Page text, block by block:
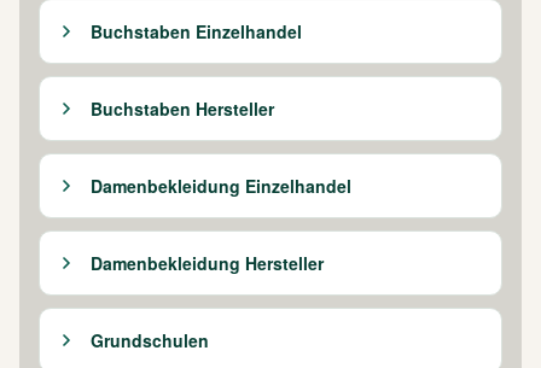
Buchstaben Einzelhandel
Buchstaben Hersteller
Damenbekleidung Einzelhandel
Damenbekleidung Hersteller
Grundschulen